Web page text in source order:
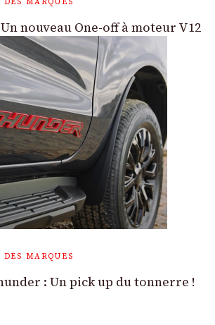
nouveau One-off à moteur V12
MARQUES
: Un pick up du tonnerre !